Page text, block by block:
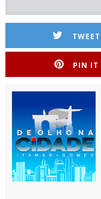
TWEET
PIN IT